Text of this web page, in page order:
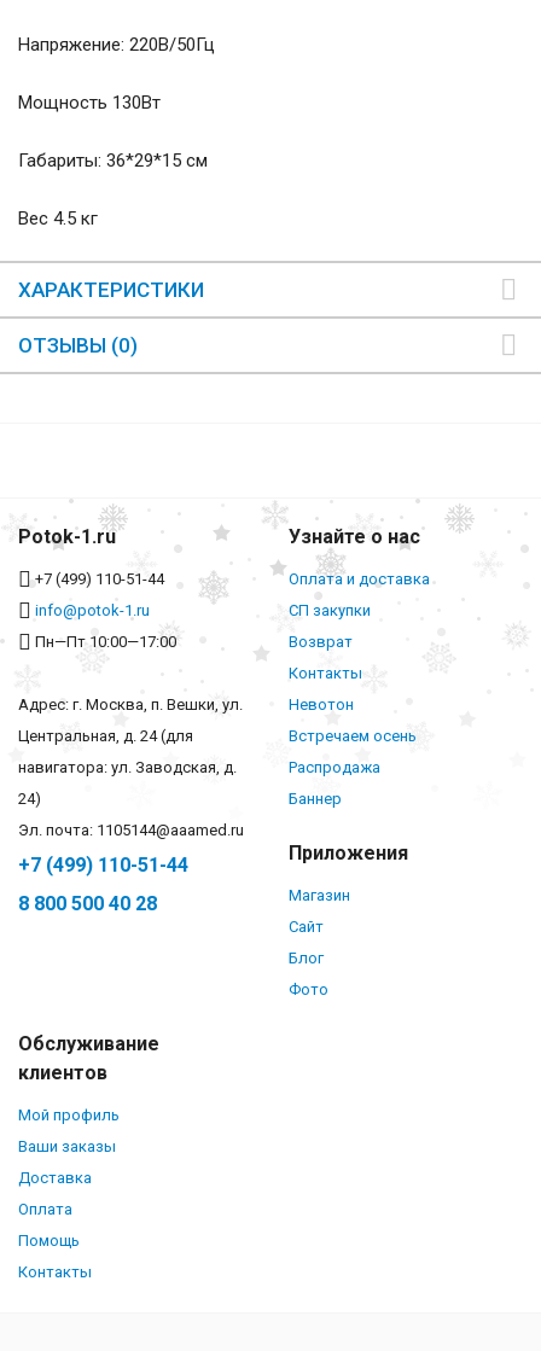
Напряжение: 220В/50Гц
Мощность 130Вт
Габариты: 36*29*15 см
Вес 4.5 кг
ХАРАКТЕРИСТИКИ
ОТЗЫВЫ (0)
Potok-1.ru
+7 (499) 110-51-44
info@potok-1.ru
Пн—Пт 10:00—17:00
Адрес: г. Москва, п. Вешки, ул.
Центральная, д. 24 (для
навигатора: ул. Заводская, д.
24)
Эл. почта: 1105144@aaamed.ru
+7 (499) 110-51-44
8 800 500 40 28
Узнайте о нас
Оплата и доставка
СП закупки
Возврат
Контакты
Невотон
Встречаем осень
Распродажа
Баннер
Приложения
Магазин
Сайт
Блог
Фото
Обслуживание
клиентов
Мой профиль
Ваши заказы
Доставка
Оплата
Помощь
Контакты